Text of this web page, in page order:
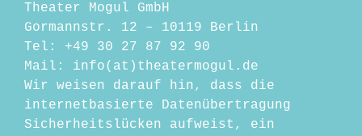
Theater Mogul GmbH
Gormannstr. 12 – 10119 Berlin
Tel: +49 30 27 87 92 90
Mail: info(at)theatermogul.de
Wir weisen darauf hin, dass die
internetbasierte Datenübertragung
Sicherheitslücken aufweist, ein